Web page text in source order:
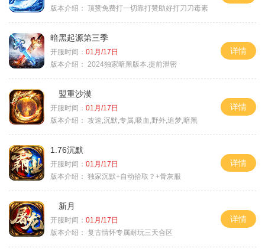
版本介绍： 顶赞免费打一切靠打赞助好打刀刀毒素
暗黑起源第三季
开服时间： 01月/17日
版本介绍： 2024独家暗黑版本.提前泄密
详情
盟重沙漠
开服时间： 01月/17日
版本介绍： 攻速,沉默,专属,吸血,野外,追梦,暗黑
详情
1.76沉默
开服时间： 01月/17日
版本介绍： 独家沉默+自动拾取？+骨灰服
详情
新月
开服时间： 01月/17日
版本介绍： 复古情怀专属耐玩三天合区
详情